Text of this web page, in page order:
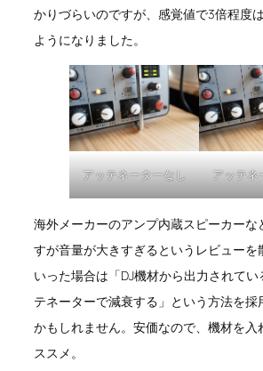
かりづらいのですが、感覚値で3倍程度
ようになりました。
アッテネーターなし アッテネ
海外メーカーのアンプ内蔵スピーカーな
すが音量が大きすぎるというレビューを
いった場合は「DJ機材から出力されて
テネーターで減衰する」という方法を採
かもしれません。安価なので、機材を入
ススメ。